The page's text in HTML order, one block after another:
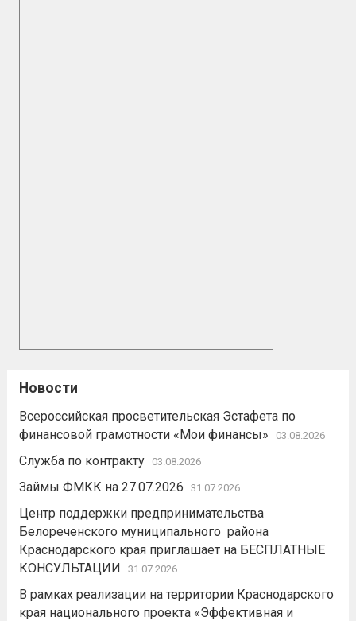
Новости
Всероссийская просветительская Эстафета по
финансовой грамотности «Мои финансы»
03.08.2026
Служба по контракту 03.08.2026
Займы ФМКК на 27.07.2026 31.07.2026
Центр поддержки предпринимательства
Белореченского муниципального района
Краснодарского края приглашает на БЕСПЛАТНЫЕ
КОНСУЛЬТАЦИИ
31.07.2026
В рамках реализации на территории Краснодарского
края национального проекта «Эффективная и